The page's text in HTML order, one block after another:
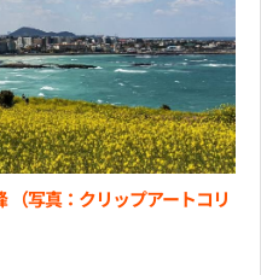
（写真：クリップアートコリ